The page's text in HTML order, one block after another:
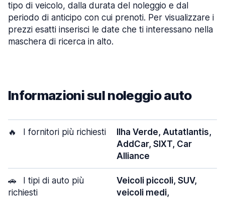
tipo di veicolo, dalla durata del noleggio e dal
periodo di anticipo con cui prenoti. Per visualizzare i
prezzi esatti inserisci le date che ti interessano nella
maschera di ricerca in alto.
Informazioni sul noleggio auto
🔥 I fornitori più richiesti
Ilha Verde, Autatlantis,
AddCar, SIXT, Car
Alliance
🚗
I tipi di auto più
richiesti
Veicoli piccoli, SUV,
veicoli medi,